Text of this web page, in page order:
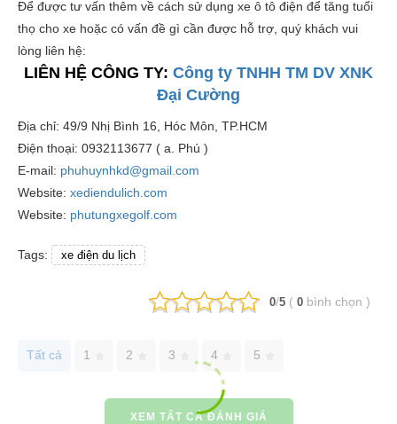
Để được tư vấn thêm về cách sử dụng xe ô tô điện để tăng tuổi
thọ cho xe hoặc có vấn đề gì cần được hỗ trợ, quý khách vui
lòng liên hệ:
LIÊN HỆ CÔNG TY: Công ty TNHH TM DV XNK
Đại Cường
Địa chỉ: 49/9 Nhị Bình 16, Hóc Môn, TP.HCM
Điện thoại: 0932113677 ( a. Phú )
E-mail: phuhuynhkd@gmail.com
Website: xediendulich.com
Website: phutungxegolf.com
Tags: xe điện du lịch
0/5 ( 0 bình chọn )
Tất cả 1 2 3 4 5
XEM TẤT CẢ ĐÁNH GIÁ